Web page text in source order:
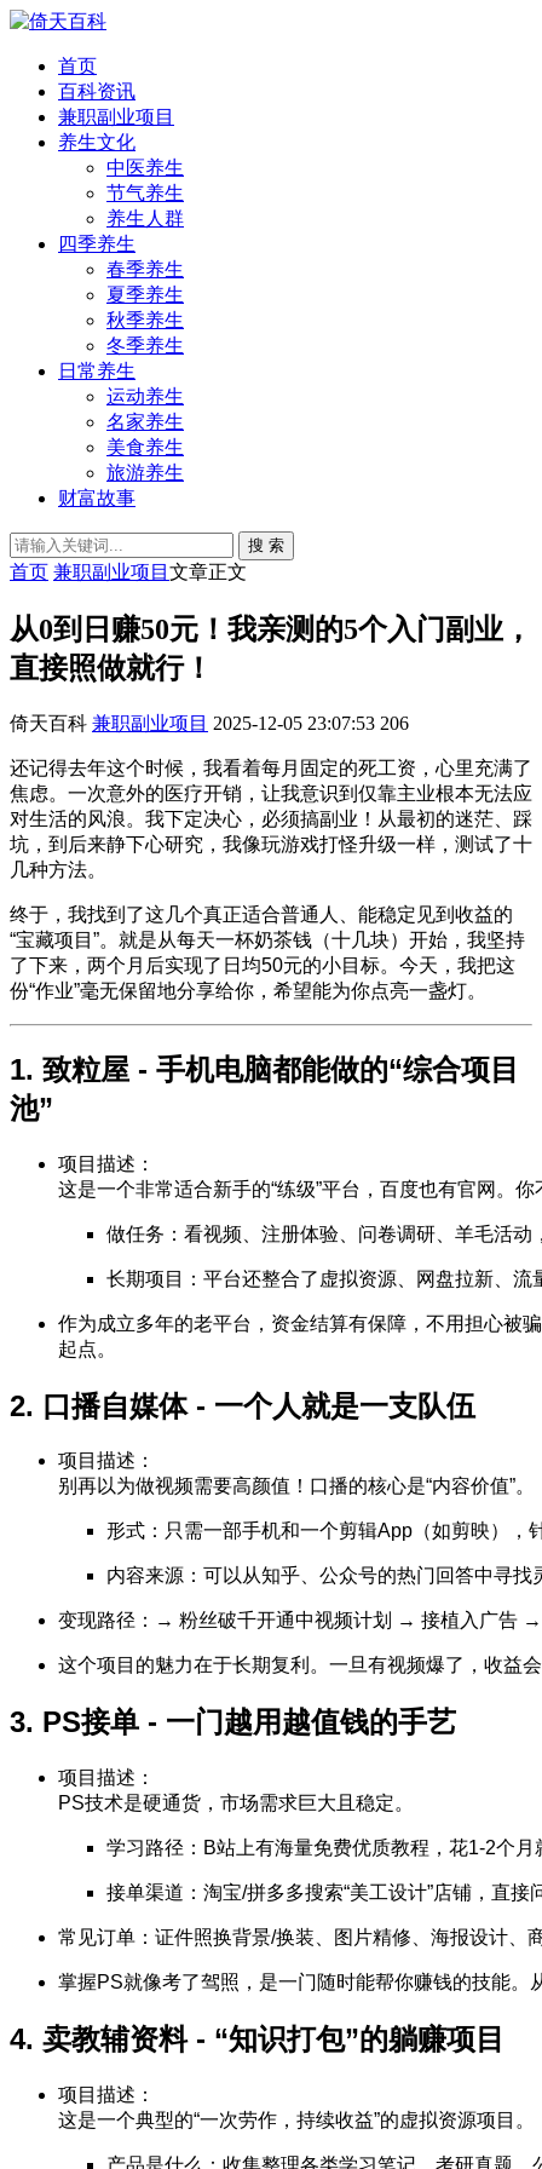
首页
百科资讯
兼职副业项目
养生文化
中医养生
节气养生
养生人群
四季养生
春季养生
夏季养生
秋季养生
冬季养生
日常养生
运动养生
名家养生
美食养生
旅游养生
财富故事
搜 索
首页 兼职副业项目 文章正文
从0到日赚50元！我亲测的5个入门副业，
直接照做就行！
倚天百科 兼职副业项目 2025-12-05 23:07:53 206
还记得去年这个时候，我看着每月固定的死工资，心里充满了
焦虑。一次意外的医疗开销，让我意识到仅靠主业根本无法应
对生活的风浪。我下定决心，必须搞副业！从最初的迷茫、踩
坑，到后来静下心研究，我像玩游戏打怪升级一样，测试了十
几种方法。
终于，我找到了这几个真正适合普通人、能稳定见到收益的
“宝藏项目”。就是从每天一杯奶茶钱（十几块）开始，我坚持
了下来，两个月后实现了日均50元的小目标。今天，我把这
份“作业”毫无保留地分享给你，希望能为你点亮一盏灯。
1. 致粒屋 - 手机电脑都能做的“综合项目
池”
项目描述：
这是一个非常适合新手的“练级”平台，百度也有官网。
做任务：看视频、注册体验、问卷调研、羊毛活动
长期项目：平台还整合了虚拟资源、网盘拉新、
作为成立多年的老平台，资金结算有保障，不用担心被
起点。
2. 口播自媒体 - 一个人就是一支队伍
项目描述：
别再以为做视频需要高颜值！口播的核心是“内容价值”。
形式：只需一部手机和一个剪辑App（如剪映），
内容来源：可以从知乎、公众号的热门回答中寻找
变现路径：→ 粉丝破千开通中视频计划 → 接植入广告
这个项目的魅力在于长期复利。一旦有视频爆了，收益
3. PS接单 - 一门越用越值钱的手艺
项目描述：
PS技术是硬通货，市场需求巨大且稳定。
学习路径：B站上有海量免费优质教程，花1-2个月
接单渠道：淘宝/拼多多搜索“美工设计”店铺，直接
常见订单：证件照换背景/换装、图片精修、海报设计、
掌握PS就像考了驾照，是一门随时能帮你赚钱的技能
4. 卖教辅资料 - “知识打包”的躺赚项目
项目描述：
这是一个典型的“一次劳作，持续收益”的虚拟资源项目。
产品是什么：收集整理各类学习笔记、考研真题